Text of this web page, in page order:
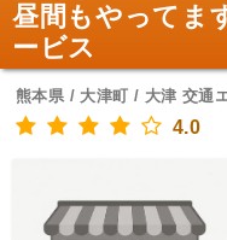
昼間もやってま
ービス
熊本県 / 大津町 / 大津 交通
4.0